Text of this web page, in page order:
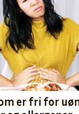
er fri for